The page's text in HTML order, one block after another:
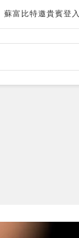
蘇富比特邀貴賓登入